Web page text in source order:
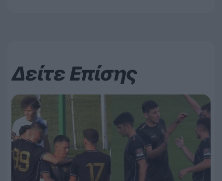
Δείτε Επίσης